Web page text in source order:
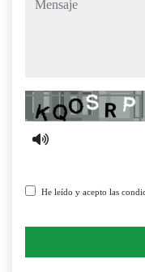
Captcha
He leído y acepto las